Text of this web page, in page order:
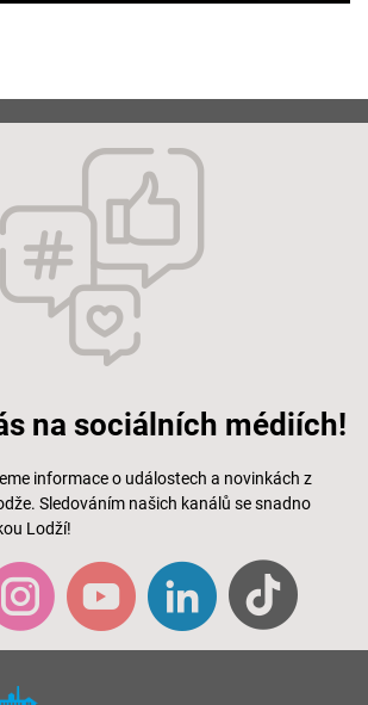
na sociálních médiích!
informace o událostech a novinkách z
Sledováním našich kanálů se snadno
Lodží!